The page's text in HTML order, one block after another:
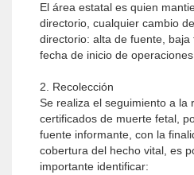
El área estatal es quien
directorio, cualquier cambio
directorio: alta de fuente, baja
fecha de inicio de operaciones.
2. Recolección
Se realiza el seguimiento a la
certificados de muerte fetal,
fuente informante, con la
cobertura del hecho vital, es
importante identificar: